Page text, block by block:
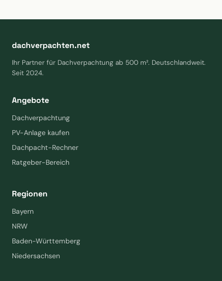
dachverpachten.net
Ihr Partner für Dachverpachtung ab 500 m². Deutschlandweit.
Seit 2024.
Angebote
Dachverpachtung
PV-Anlage kaufen
Dachpacht-Rechner
Ratgeber-Bereich
Regionen
Bayern
NRW
Baden-Württemberg
Niedersachsen